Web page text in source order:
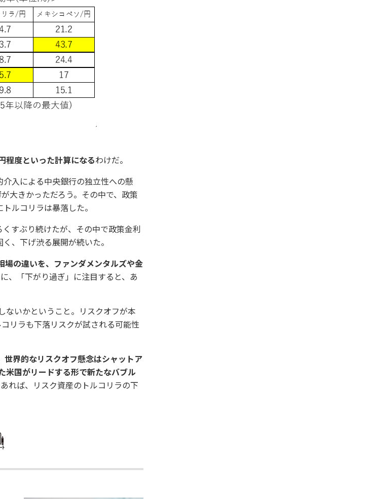
程度といった計算になるわけだ。
入による中央銀行の独立性への懸
大きかっただろう。その中で、政策
ルコリラは暴落した。
すぶり続けたが、その中で政策金利
、下げ渋る展開が続いた。
の違いを、ファンダメンタルズや金
、「下がり過ぎ」に注目すると、あ
ないかということ。リスクオフが本
リラも下落リスクが試される可能性
世界的なリスクオフ懸念はシャットア
米国がリードする形で新たなバブル
れば、リスク資産のトルコリラの下
ﾄ